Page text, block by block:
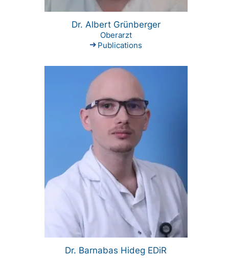
Dr. Albert Grünberger
Oberarzt
Publications
Dr. Barnabas Hideg EDiR